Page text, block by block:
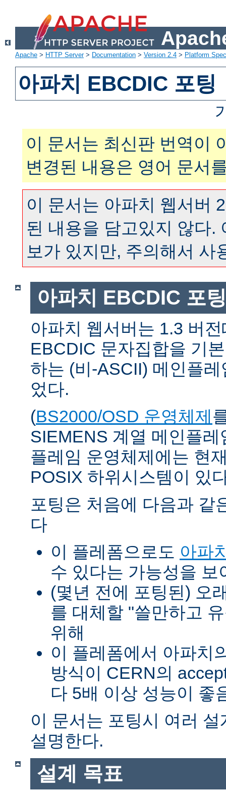
Apache > HTTP Server> Documentation > Version 2.4 > Platform
아파치 EBCDIC 포팅
이 문서는 최신판 번역이
변경된 내용은 영어 문서
이 문서는 아파치 웹서버
된 내용을 담고있지 않다.
보가 있지만, 주의해서 사
아파치 EBCDIC 포
아파치 웹서버는 1.3 버
EBCDIC 문자집합을 기
하는 (비-ASCII) 메인플
었다.
(BS2000/OSD 운영체제
SIEMENS 계열 메인플
플레임 운영체제에는 현
POSIX 하위시스템이 있
포팅은 처음에 다음과 같
다
이 플레폼으로도 아파
수 있다는 가능성을 보
(몇년 전에 포팅된) 오
를 대체할 "쓸만하고
위해
이 플레폼에서 아파치
방식이 CERN의
다 5배 이상 성능이 좋
이 문서는 포팅시 여러
설명한다.
설계 목표